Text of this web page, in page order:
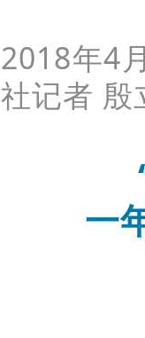
2018年4
社记者 殷
一